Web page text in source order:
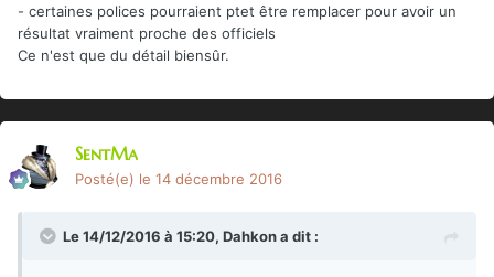
- certaines polices pourraient ptet être remplacer pour avoir un
résultat vraiment proche des officiels
Ce n'est que du détail biensûr.
SentMa
Posté(e) le 14 décembre 2016
Le 14/12/2016 à 15:20, Dahkona dit :